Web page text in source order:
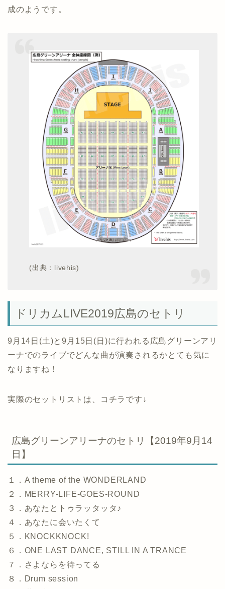
成のようです。
(出典：livehis)
ドリカムLIVE2019広島のセトリ
9月14日(土)と9月15日(日)に行われる広島グリーンアリ
ーナでのライブでどんな曲が演奏されるかとても気に
なりますね！
実際のセットリストは、コチラです↓
広島グリーンアリーナのセトリ【2019年9月14
日】
１．A theme of the WONDERLAND
２．MERRY-LIFE-GOES-ROUND
３．あなたとトゥラッタッタ♪
４．あなたに会いたくて
５．KNOCKKNOCK!
６．ONE LAST DANCE, STILL IN A TRANCE
７．さよならを待ってる
８．Drum session